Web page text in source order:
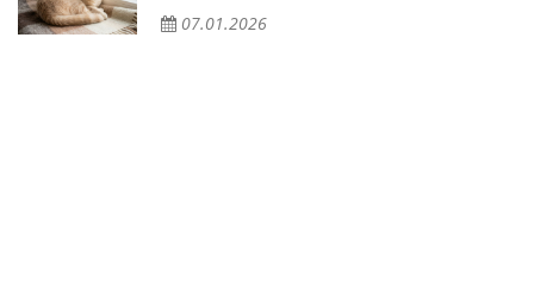
07.01.2026